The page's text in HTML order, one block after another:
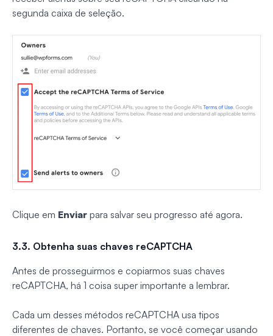
segunda caixa de seleção.
Clique em Enviar para salvar seu progresso até agora.
3.3. Obtenha suas chaves reCAPTCHA
Antes de prosseguirmos e copiarmos suas chaves
reCAPTCHA, há 1 coisa super importante a lembrar.
Cada um desses métodos reCAPTCHA usa tipos
diferentes de chaves. Portanto, se você começar usando